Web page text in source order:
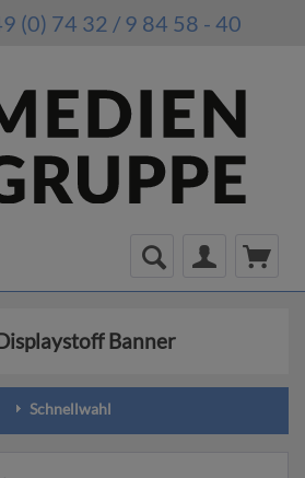
(0) 74 32 / 9 84 58 - 40
Banner
Schnellwahl